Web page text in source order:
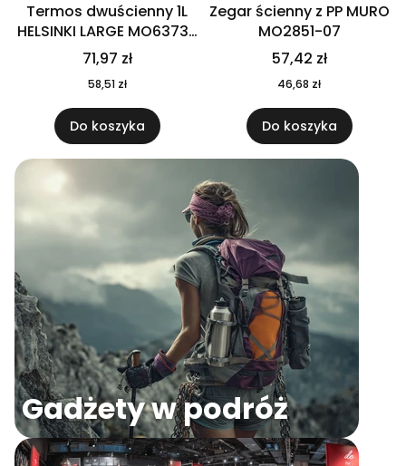
Termos dwuścienny 1L
HELSINKI LARGE MO6373-
04
71,97 zł
58,51 zł
Do koszyka
Zegar ścienny z PP MURO
MO2851-07
57,42 zł
46,68 zł
Do koszyka
Gadżety w podróż